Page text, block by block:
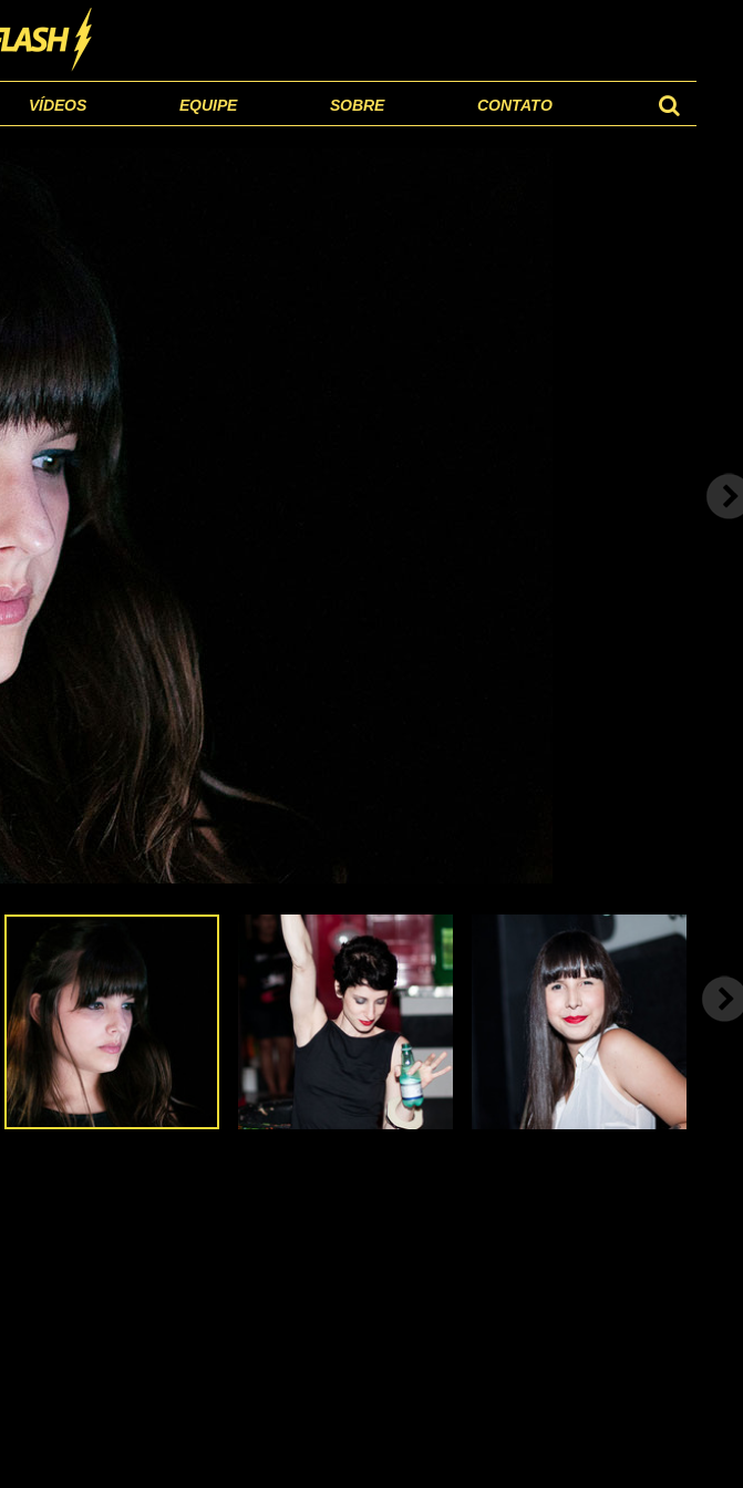
VÍDEOS EQUIPE SOBRE CONTATO